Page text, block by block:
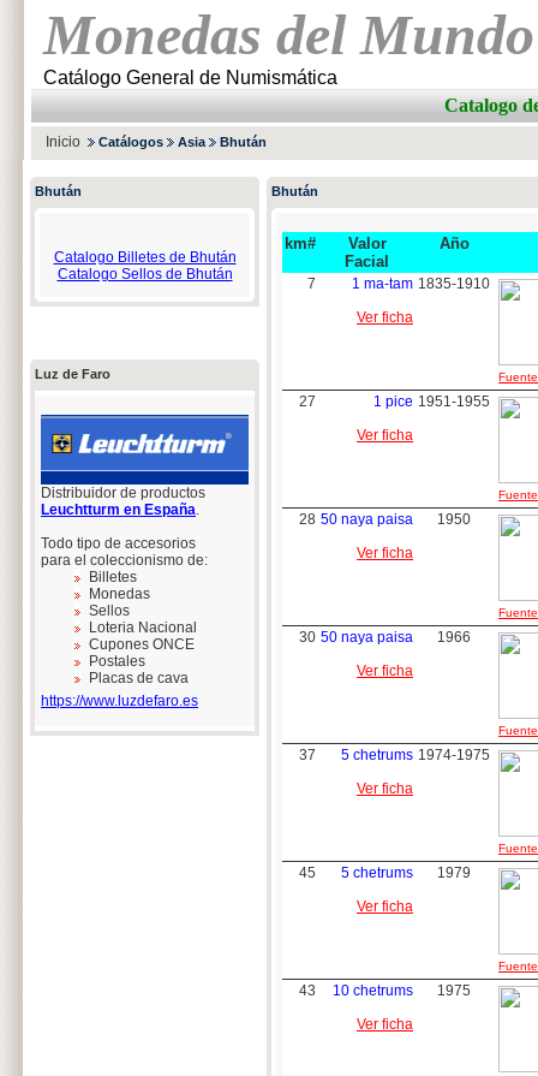
Monedas del Mundo
Catálogo General de Numismática
Catalogo
Inicio Catálogos Asia Bhután
Bhután
Catalogo Billetes de Bhután
Catalogo Sellos de Bhután
Luz de Faro
Distribuidor de productos
Leuchtturm en España.
Todo tipo de accesorios
para el coleccionismo de:
Billetes
Monedas
Sellos
Loteria Nacional
Cupones ONCE
Postales
Placas de cava
https://www.luzdefaro.es
Bhután
km#
Valor
Facial
Año
7
1 ma-tam
Ver ficha
1835-1910
27
1 pice
Ver ficha
1951-1955
28 50 naya paisa
Ver ficha
1950
30 50 naya paisa
Ver ficha
1966
37
5 chetrums
Ver ficha
1974-1975
45
5 chetrums
Ver ficha
1979
43
10 chetrums
Ver ficha
1975